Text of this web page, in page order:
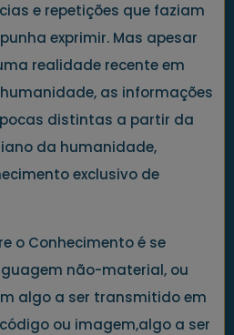
e repetições que faziam
exprimir. Mas apesar
realidade recente em
as informações
distintas a partir da
da humanidade,
exclusivo de
o Conhecimento é se
não-material, ou
algo a ser transmitido em
ou imagem,algo a ser